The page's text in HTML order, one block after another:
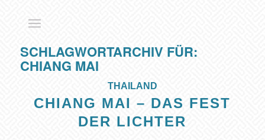
SCHLAGWORTARCHIV FÜR:
CHIANG MAI
THAILAND
CHIANG MAI – DAS FEST
DER LICHTER